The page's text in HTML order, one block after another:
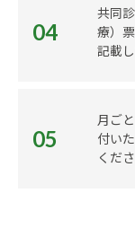
04
共同
療）
記載
05
月ご
付い
くださ